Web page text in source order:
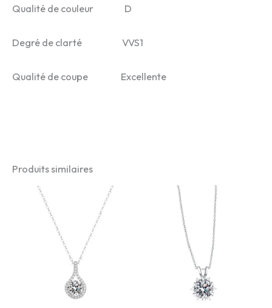
Qualité de couleur D
Degré de clarté VVS1
Qualité de coupe Excellente
Produits similaires